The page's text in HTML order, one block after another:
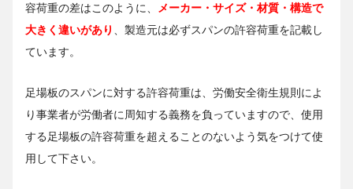
容荷重の差はこのように、
メーカー・サイズ・材質・構造で
大きく違いがあり
、製造元は必ずスパンの許容荷重を記載し
ています。
足場板のスパンに対する許容荷重は、労働安全衛生規則によ
り事業者が労働者に周知する義務を負っていますので、使用
する足場板の許容荷重を超えることのないよう気をつけて使
用して下さい。